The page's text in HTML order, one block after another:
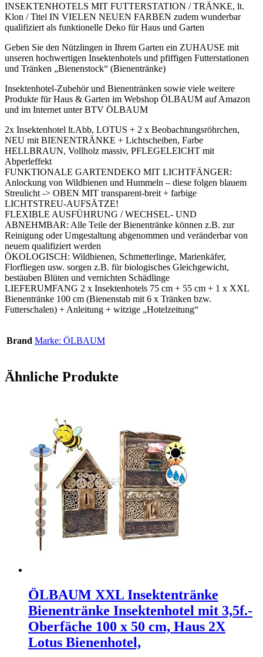
INSEKTENHOTELS MIT FUTTERSTATION / TRÄNKE, lt.
Klon / Titel IN VIELEN NEUEN FARBEN zudem wunderbar
qualifiziert als funktionelle Deko für Haus und Garten
Geben Sie den Nützlingen in Ihrem Garten ein ZUHAUSE mit
unseren hochwertigen Insektenhotels und pfiffigen Futterstationen
und Tränken „Bienenstock“ (Bienentränke)
Insektenhotel-Zubehör und Bienentränken sowie viele weitere
Produkte für Haus & Garten im Webshop ÖLBAUM auf Amazon
und im Internet unter BTV ÖLBAUM
2x Insektenhotel lt.Abb, LOTUS + 2 x Beobachtungsröhrchen,
NEU mit BIENENTRÄNKE + Lichtscheiben, Farbe
HELLBRAUN, Vollholz massiv, PFLEGELEICHT mit
Abperleffekt
FUNKTIONALE GARTENDEKO MIT LICHTFÄNGER:
Anlockung von Wildbienen und Hummeln – diese folgen blauem
Streulicht -> OBEN MIT transparent-breit + farbige
LICHTSTREU-AUFSÄTZE!
FLEXIBLE AUSFÜHRUNG / WECHSEL- UND
ABNEHMBAR: Alle Teile der Bienentränke können z.B. zur
Reinigung oder Umgestaltung abgenommen und veränderbar von
neuem qualifiziert werden
ÖKOLOGISCH: Wildbienen, Schmetterlinge, Marienkäfer,
Florfliegen usw. sorgen z.B. für biologisches Gleichgewicht,
bestäuben Blüten und vernichten Schädlinge
LIEFERUMFANG 2 x Insektenhotels 75 cm + 55 cm + 1 x XXL
Bienentränke 100 cm (Bienenstab mit 6 x Tränken bzw.
Futterschalen) + Anleitung + witzige „Hotelzeitung“
Brand Marke: ÖLBAUM
Ähnliche Produkte
ÖLBAUM XXL Insektentränke
Bienentränke Insektenhotel mit 3,5f.-
Oberfäche 100 x 50 cm, Haus 2X
Lotus Bienenhotel,